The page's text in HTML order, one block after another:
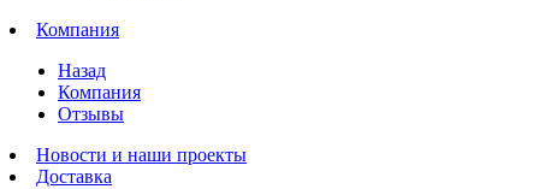
Компания
Назад
Компания
Отзывы
Новости и наши проекты
Доставка